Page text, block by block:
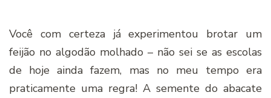
Você com certeza já experimentou brotar um
feijão no algodão molhado – não sei se as escolas
de hoje ainda fazem, mas no meu tempo era
praticamente uma regra! A semente do abacate